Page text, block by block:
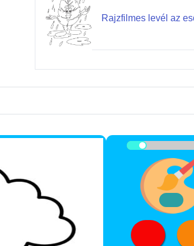
Rajzfilmes levél az